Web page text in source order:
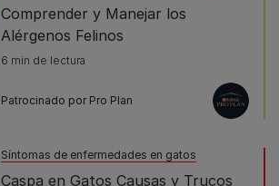
Comprender y Manejar los
Alérgenos Felinos
6 min de lectura
Patrocinado por Pro Plan
Síntomas de enfermedades en gatos
Caspa en Gatos Causas y Trucos